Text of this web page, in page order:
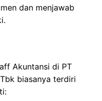
dan menjawab
Akuntansi di PT
biasanya terdiri